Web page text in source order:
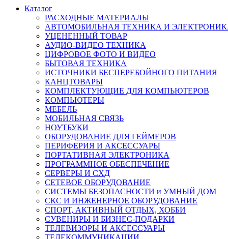
Каталог
РАСХОДНЫЕ МАТЕРИАЛЫ
АВТОМОБИЛЬНАЯ ТЕХНИКА И
УЦЕНЕННЫЙ ТОВАР
АУДИО-ВИДЕО ТЕХНИКА
ЦИФРОВОЕ ФОТО И ВИДЕО
БЫТОВАЯ ТЕХНИКА
ИСТОЧНИКИ БЕСПЕРЕБОЙНОГО ПИТАНИЯ
КАНЦТОВАРЫ
КОМПЛЕКТУЮЩИЕ ДЛЯ КОМПЬЮТЕРОВ
КОМПЬЮТЕРЫ
МЕБЕЛЬ
МОБИЛЬНАЯ СВЯЗЬ
НОУТБУКИ
ОБОРУДОВАНИЕ ДЛЯ ГЕЙМЕРОВ
ПЕРИФЕРИЯ И АКСЕССУАРЫ
ПОРТАТИВНАЯ ЭЛЕКТРОНИКА
ПРОГРАММНОЕ ОБЕСПЕЧЕНИЕ
СЕРВЕРЫ И СХД
СЕТЕВОЕ ОБОРУДОВАНИЕ
СИСТЕМЫ БЕЗОПАСНОСТИ и УМНЫЙ ДОМ
СКС И ИНЖЕНЕРНОЕ ОБОРУДОВАНИЕ
СПОРТ, АКТИВНЫЙ ОТДЫХ, ХОББИ
СУВЕНИРЫ И БИЗНЕС-ПОДАРКИ
ТЕЛЕВИЗОРЫ И АКСЕССУАРЫ
ТЕЛЕКОММУНИКАЦИИ